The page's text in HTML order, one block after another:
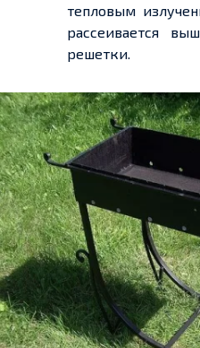
тепловым
рассеивается
решетки.